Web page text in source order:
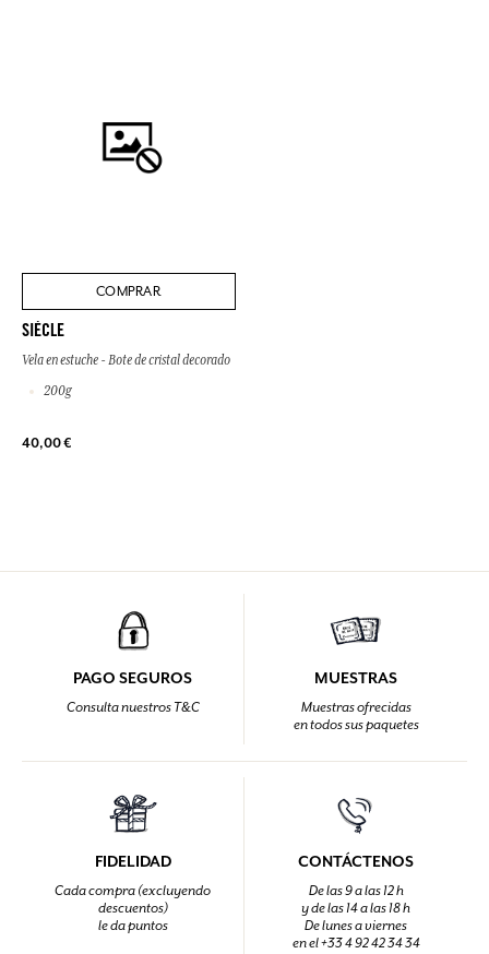
COMPRAR
SIÈCLE
Vela en estuche - Bote de cristal decorado
200g
40,00 €
PAGO SEGUROS
Consulta nuestros T&C
MUESTRAS
Muestras ofrecidas
en todos sus paquetes
FIDELIDAD
Cada compra (excluyendo
descuentos)
le da puntos
CONTÁCTENOS
De las 9 a las 12 h
y de las 14 a las 18 h
De lunes a viernes
en el +33 4 92 42 34 34